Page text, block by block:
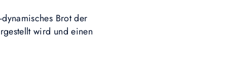
Brot der
wird und einen